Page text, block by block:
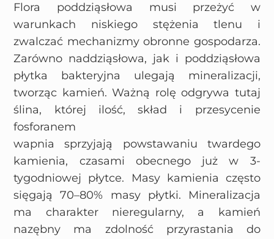
Flora poddziąsłowa musi przeżyć w
warunkach niskiego stężenia tlenu i
zwalczać mechanizmy obronne gospodarza.
Zarówno naddziąsłowa, jak i poddziąsłowa
płytka bakteryjna ulegają mineralizacji,
tworząc kamień. Ważną rolę odgrywa tutaj
ślina, której ilość, skład i przesycenie
fosforanem
wapnia sprzyjają powstawaniu twardego
kamienia, czasami obecnego już w 3-
tygodniowej płytce. Masy kamienia często
sięgają 70–80% masy płytki. Mineralizacja
ma charakter nieregularny, a kamień
nazębny ma zdolność przyrastania do